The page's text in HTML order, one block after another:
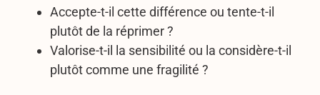
Accepte-t-il cette différence ou tente-t-il
plutôt de la réprimer ?
Valorise-t-il la sensibilité ou la considère-t-il
plutôt comme une fragilité ?